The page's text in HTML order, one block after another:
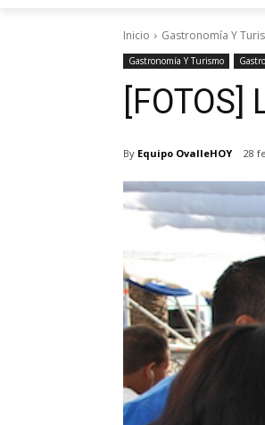
Inicio Gastronomía Y
Gastronomía Y Turismo
By Equipo OvalleHOY 28